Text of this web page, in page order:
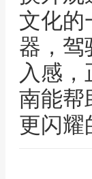
文化的
器，驾
入感
南能帮
更闪耀